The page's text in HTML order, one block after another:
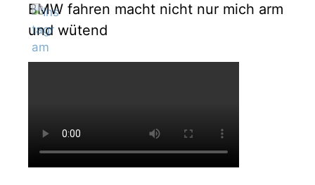
BMW fahren macht nicht nur mich arm
und wütend